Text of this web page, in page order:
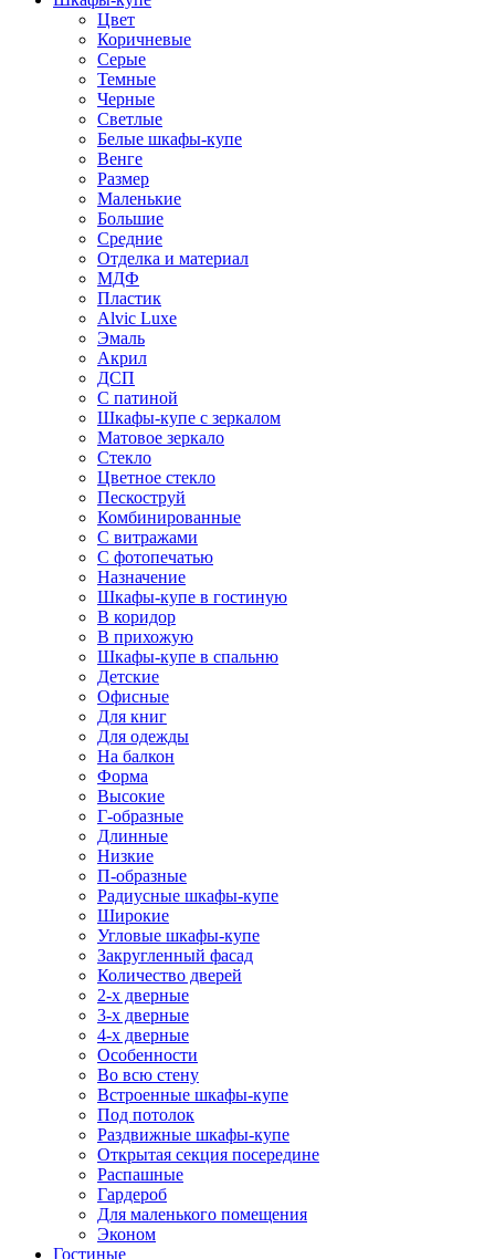
Цвет
Коричневые
Серые
Темные
Черные
Светлые
Белые шкафы-купе
Венге
Размер
Маленькие
Большие
Средние
Отделка и материал
МДФ
Пластик
Alvic Luxe
Эмаль
Акрил
ДСП
С патиной
Шкафы-купе с зеркалом
Матовое зеркало
Стекло
Цветное стекло
Пескоструй
Комбинированные
С витражами
С фотопечатью
Назначение
Шкафы-купе в гостиную
В коридор
В прихожую
Шкафы-купе в спальню
Детские
Офисные
Для книг
Для одежды
На балкон
Форма
Высокие
Г-образные
Длинные
Низкие
П-образные
Радиусные шкафы-купе
Широкие
Угловые шкафы-купе
Закругленный фасад
Количество дверей
2-х дверные
3-х дверные
4-х дверные
Особенности
Во всю стену
Встроенные шкафы-купе
Под потолок
Раздвижные шкафы-купе
Открытая секция посередине
Распашные
Гардероб
Для маленького помещения
Эконом
Гостиные